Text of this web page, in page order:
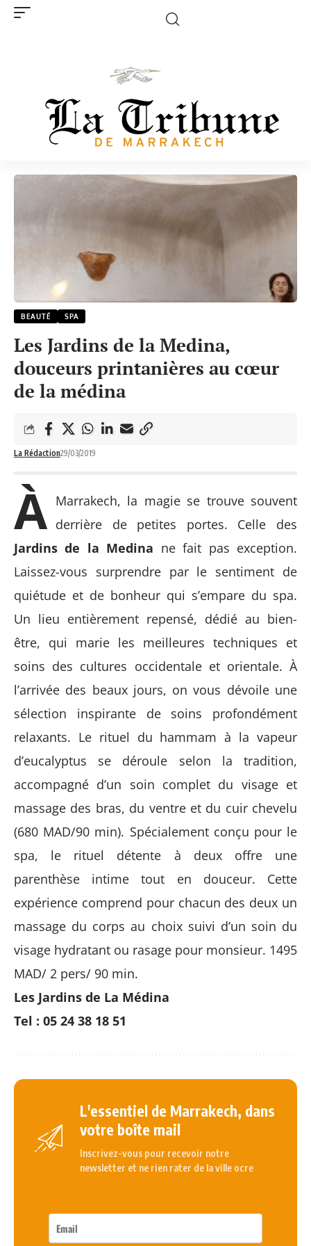
BEAUTÉ SPA
Les Jardins de la Medina,
douceurs printanières au cœur
de la médina
La Rédaction29/03/2019
À Marrakech, la magie se trouve souvent
derrière de petites portes. Celle des
Jardins de la Medina ne fait pas exception.
Laissez-vous surprendre par le sentiment de
quiétude et de bonheur qui s’empare du spa.
Un lieu entièrement repensé, dédié au bien-
être, qui marie les meilleures techniques et
soins des cultures occidentale et orientale. À
l’arrivée des beaux jours, on vous dévoile une
sélection inspirante de soins profondément
relaxants. Le rituel du hammam à la vapeur
d’eucalyptus se déroule selon la tradition,
accompagné d’un soin complet du visage et
massage des bras, du ventre et du cuir chevelu
(680 MAD/90 min). Spécialement conçu pour le
spa, le rituel détente à deux offre une
parenthèse intime tout en douceur. Cette
expérience comprend pour chacun des deux un
massage du corps au choix suivi d’un soin du
visage hydratant ou rasage pour monsieur. 1495
MAD/ 2 pers/ 90 min.
Les Jardins de La Médina
Tel : 05 24 38 18 51
L'essentiel de Marrakech, dans
votre boîte mail
Inscrivez-vous pour recevoir notre
newsletter et ne rien rater de la ville ocre